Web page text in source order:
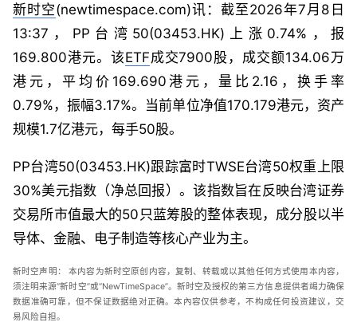
新时空(newtimespace.com)讯：截至2026年7月8日
13:37，PP台湾50(03453.HK)上涨0.74%，报
169.800港元。该ETF成交7900股，成交额134.06万
港元，平均价169.690港元，量比2.16，换手率
0.79%，振幅3.17%。当前单位净值170.179港元，资产
规模1.7亿港元，每手50股。
PP台湾50(03453.HK)跟踪富时TWSE台湾50权重上限
30%美元指数（净总回报）。该指数旨在反映台湾证券
交易所市值最大的50只蓝筹股的整体表现，成分股以半
导体、金融、电子制造等核心产业为主。
新时空声明：
本内容为新时空原创内容，复制、转载或以其他任何方式使用本内容，
须注明来源“新时空”或“NewTimeSpace”。新时空及授权的第三方信息提供者竭力确保
数据准确可靠，但不保证数据绝对正确。本內容仅供参考，不构成任何投资建议，交
易风险自担。